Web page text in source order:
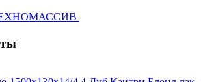
ТЕХНОМАССИВ